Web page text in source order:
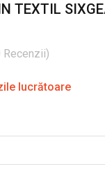
TEXTIL
Recenzii)
lucrătoare